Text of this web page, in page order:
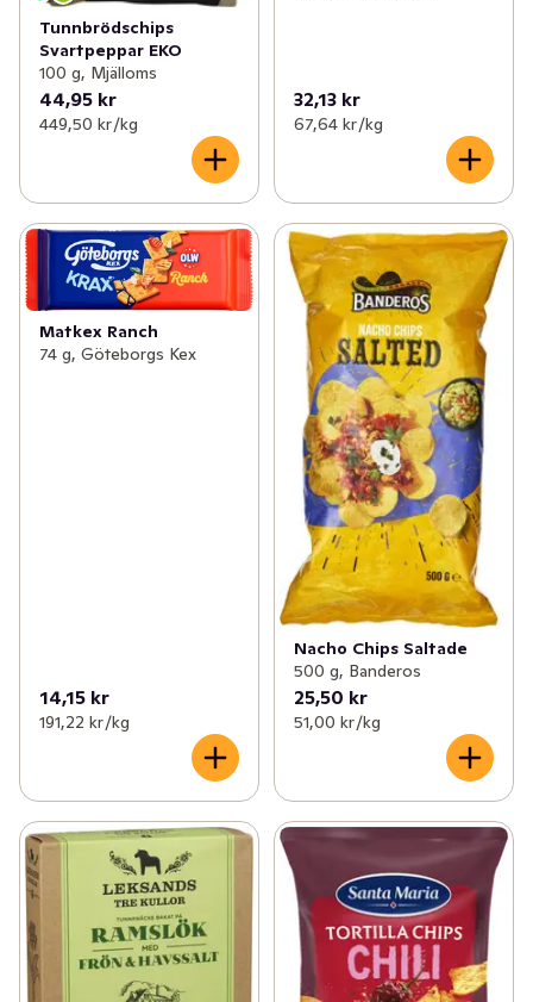
Tunnbrödschips
Svartpeppar EKO
100 g, Mjälloms
44,95 kr
449,50 kr /kg
32,13 kr
67,64 kr /kg
Matkex Ranch
74 g, Göteborgs Kex
14,15 kr
191,22 kr /kg
Nacho Chips Saltade
500 g, Banderos
25,50 kr
51,00 kr /kg